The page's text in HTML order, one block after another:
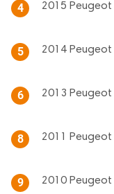
4 2015 Peugeot
5 2014 Peugeot
6 2013 Peugeot
8 2011 Peugeot
9 2010 Peugeot